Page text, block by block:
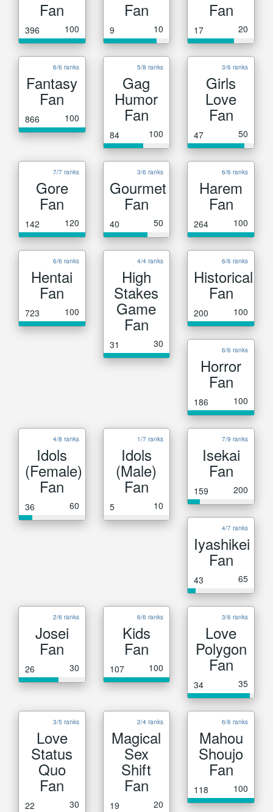
Fan
396 100
Fan
9 10
Fan
17 20
6/6 ranks
Fantasy
Fan
866 100
5/8 ranks
Gag
Humor
Fan
84 100
3/6 ranks
Girls
Love
Fan
47 50
7/7 ranks
Gore
Fan
142 120
3/6 ranks
Gourmet
Fan
40 50
6/6 ranks
Harem
Fan
264 100
6/6 ranks
Hentai
Fan
723 100
4/4 ranks
High
Stakes
Game
Fan
31 30
6/6 ranks
Historical
Fan
200 100
6/6 ranks
Horror
Fan
186 100
4/8 ranks
Idols
(Female)
Fan
36 60
1/7 ranks
Idols
(Male)
Fan
5 10
7/9 ranks
Isekai
Fan
159 200
4/7 ranks
Iyashikei
Fan
43 65
2/6 ranks
Josei
Fan
26 30
6/6 ranks
Kids
Fan
107 100
3/6 ranks
Love
Polygon
Fan
34 35
3/5 ranks
Love
Status
Quo
Fan
22 30
2/4 ranks
Magical
Sex
Shift
Fan
19 20
6/6 ranks
Mahou
Shoujo
Fan
118 100